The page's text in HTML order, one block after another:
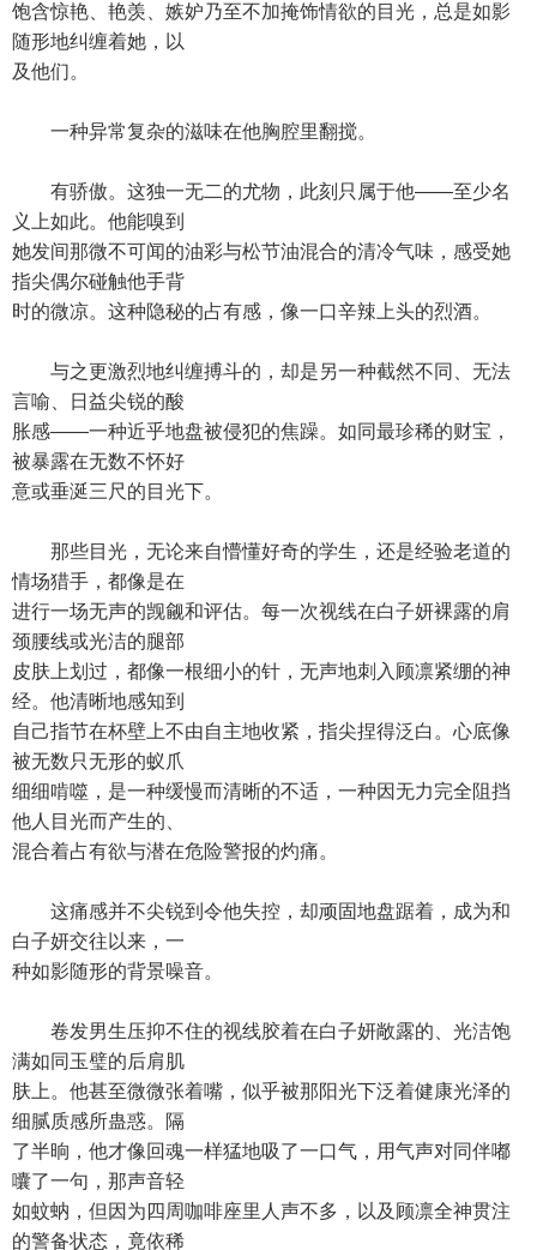
饱含惊艳、艳羡、嫉妒乃至不加掩饰情欲的目光，总是如影
随形地纠缠着她，以
及他们。
一种异常复杂的滋味在他胸腔里翻搅。
有骄傲。这独一无二的尤物，此刻只属于他——至少名
义上如此。他能嗅到
她发间那微不可闻的油彩与松节油混合的清冷气味，感受她
指尖偶尔碰触他手背
时的微凉。这种隐秘的占有感，像一口辛辣上头的烈酒。
与之更激烈地纠缠搏斗的，却是另一种截然不同、无法
言喻、日益尖锐的酸
胀感——一种近乎地盘被侵犯的焦躁。如同最珍稀的财宝，
被暴露在无数不怀好
意或垂涎三尺的目光下。
那些目光，无论来自懵懂好奇的学生，还是经验老道的
情场猎手，都像是在
进行一场无声的觊觎和评估。每一次视线在白子妍裸露的肩
颈腰线或光洁的腿部
皮肤上划过，都像一根细小的针，无声地刺入顾凛紧绷的神
经。他清晰地感知到
自己指节在杯壁上不由自主地收紧，指尖捏得泛白。心底像
被无数只无形的蚁爪
细细啃噬，是一种缓慢而清晰的不适，一种因无力完全阻挡
他人目光而产生的、
混合着占有欲与潜在危险警报的灼痛。
这痛感并不尖锐到令他失控，却顽固地盘踞着，成为和
白子妍交往以来，一
种如影随形的背景噪音。
卷发男生压抑不住的视线胶着在白子妍敞露的、光洁饱
满如同玉璧的后肩肌
肤上。他甚至微微张着嘴，似乎被那阳光下泛着健康光泽的
细腻质感所蛊惑。隔
了半晌，他才像回魂一样猛地吸了一口气，用气声对同伴嘟
囔了一句，那声音轻
如蚊蚋，但因为四周咖啡座里人声不多，以及顾凛全神贯注
的警备状态，竟依稀